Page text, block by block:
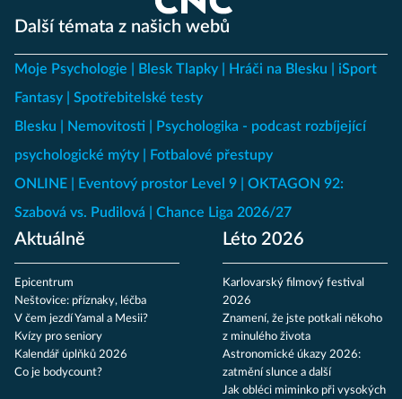
Další témata z našich webů
Moje Psychologie Blesk Tlapky Hráči na Blesku
iSport
Fantasy
Spotřebitelské testy
Blesku
Nemovitosti
Psychologika - podcast rozbíjející
psychologické mýty
Fotbalové přestupy
ONLINE
Eventový prostor Level 9
OKTAGON 92:
Szabová vs. Pudilová
Chance Liga 2026/27
Aktuálně
Epicentrum
Neštovice: příznaky, léčba
V čem jezdí Yamal a Mesii?
Kvízy pro seniory
Kalendář úplňků 2026
Co je bodycount?
Léto 2026
Karlovarský filmový festival
2026
Znamení, že jste potkali někoho
z minulého života
Astronomické úkazy 2026:
zatmění slunce a další
Jak obléci miminko při vysokých